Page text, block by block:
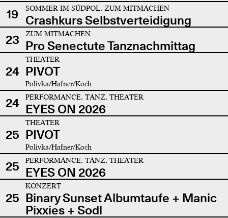
19 SOMMER IM SÜDPOL, ZUM MITMACHEN
Crashkurs Selbstverteidigung
23
ZUM MITMACHEN
Pro Senectute Tanznachmittag
24
THEATER
PIVOT
Polivka/Hafner/Koch
24 PERFORMANCE, TANZ, THEATER
EYES ON 2026
25
THEATER
PIVOT
Polivka/Hafner/Koch
25 PERFORMANCE, TANZ, THEATER
EYES ON 2026
25
KONZERT
Binary Sunset Albumtaufe + Manic
Pixxies + Sodl